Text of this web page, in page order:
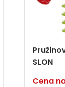
SLON
Cena